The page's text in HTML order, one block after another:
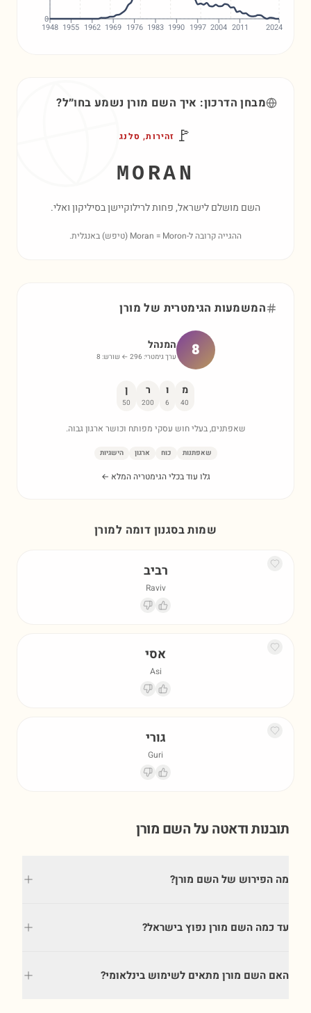
1948 1955 1962 1969 1976 1983 1990 1997 2004 2011 2024
0
מבחן הדרכון: איך השם מורן נשמע בחו״ל?
🚩 זהירות, סלנג
MORAN
השם מושלם לישראל, פחות לרילוקיישן בסיליקון ואלי.
ההגייה קרובה ל-Moran = Moron (טיפש) באנגלית.
המשמעות הגימטרית של מורן
8 המנהל
ערך גימטרי: 296 ← שורש: 8
מ
40
ו
6
ר
200
ן
50
שאפתנים, בעלי חוש עסקי מפותח וכושר ארגון גבוה.
שאפתנות כוח ארגון הישגיות
גלו עוד בכלי הגימטריה המלא ←
שמות בסגנון דומה למורן
רביב
Raviv
אסי
Asi
גורי
Guri
תובנות ודאטה על השם מורן
מה הפירוש של השם מורן?
עד כמה השם מורן נפוץ בישראל?
האם השם מורן מתאים לשימוש בינלאומי?